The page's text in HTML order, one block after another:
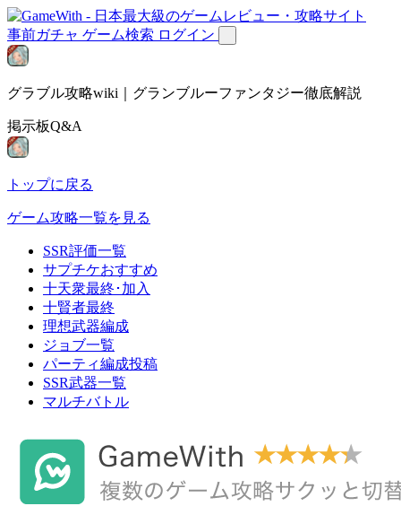
事前ガチャ ゲーム検索 ログイン
グラブル攻略wiki｜グランブルーファンタジー徹底解説
掲示板Q&A
トップに戻る
ゲーム攻略一覧を見る
SSR評価一覧
サプチケおすすめ
十天衆最終･加入
十賢者最終
理想武器編成
ジョブ一覧
パーティ編成投稿
SSR武器一覧
マルチバトル